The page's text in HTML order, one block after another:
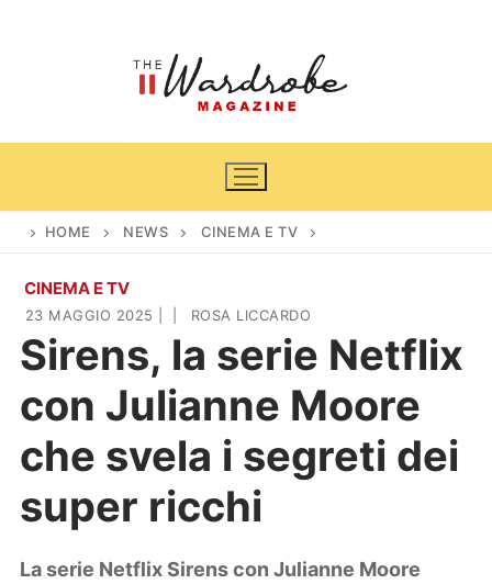
Home
News
Cinema e TV
Casa & Giardino
Arredamento
Piante e fiori
DIY
Lifestyle
Viaggi
HOME NEWS CINEMA E TV
CINEMA E TV
23 MAGGIO 2025 ROSA LICCARDO
Sirens, la serie Netflix
con Julianne Moore
che svela i segreti dei
super ricchi
La serie Netflix Sirens con Julianne Moore